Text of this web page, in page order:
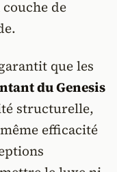
de
que les
du Genesis
structurelle,
efficacité